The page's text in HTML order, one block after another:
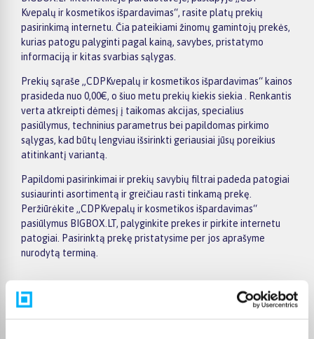
Kvepalų ir kosmetikos išpardavimas“, rasite platų prekių
pasirinkimą internetu. Čia pateikiami žinomų gamintojų prekės,
kurias patogu palyginti pagal kainą, savybes, pristatymo
informaciją ir kitas svarbias sąlygas.
Prekių sąraše „CDPKvepalų ir kosmetikos išpardavimas“ kainos
prasideda nuo 0,00€, o šiuo metu prekių kiekis siekia . Renkantis
verta atkreipti dėmesį į taikomas akcijas, specialius
pasiūlymus, techninius parametrus bei papildomas pirkimo
sąlygas, kad būtų lengviau išsirinkti geriausiai jūsų poreikius
atitinkantį variantą.
Papildomi pasirinkimai ir prekių savybių filtrai padeda patogiai
susiaurinti asortimentą ir greičiau rasti tinkamą prekę.
Peržiūrėkite „CDPKvepalų ir kosmetikos išpardavimas“
pasiūlymus BIGBOX.LT, palyginkite prekes ir pirkite internetu
patogiai. Pasirinktą prekę pristatysime per jos aprašyme
nurodytą terminą.